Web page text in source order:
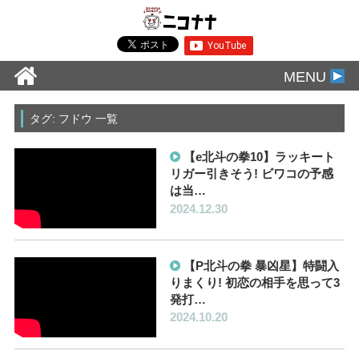
MENU
タグ: フドウ 一覧
【e北斗の拳10】ラッキート
リガー引きそう! ビワコの予感
は当…
2024.12.30
【P北斗の拳 暴凶星】特闘入
りまくり! 初恋の相手を思って3
発打…
2024.10.20